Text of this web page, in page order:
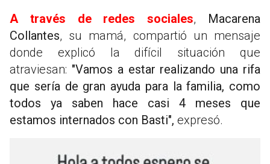
A través de redes sociales, Macarena
Collantes, su mamá, compartió un mensaje
donde explicó la difícil situación que
atraviesan: "Vamos a estar realizando una rifa
que sería de gran ayuda para la familia, como
todos ya saben hace casi 4 meses que
estamos internados con Basti", expresó.